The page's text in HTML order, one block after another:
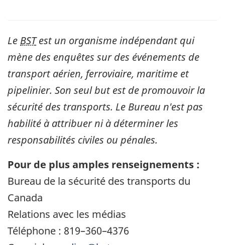
Le BSTest un organisme indépendant qui
mène des enquêtes sur des événements de
transport aérien, ferroviaire, maritime et
pipelinier. Son seul but est de promouvoir la
sécurité des transports. Le Bureau n'est pas
habilité à attribuer ni à déterminer les
responsabilités civiles ou pénales.
Pour de plus amples renseignements :
Bureau de la sécurité des transports du
Canada
Relations avec les médias
Téléphone : 819–360–4376